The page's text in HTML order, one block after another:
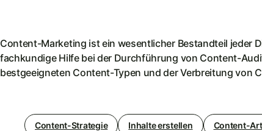
Content-Marketing ist ein wesentlicher Bestandteil jeder
fachkundige Hilfe bei der Durchführung von Content-
bestgeeigneten Content-Typen und der Verbreitung von
Content-Strategie Inhalte erstellen Content-